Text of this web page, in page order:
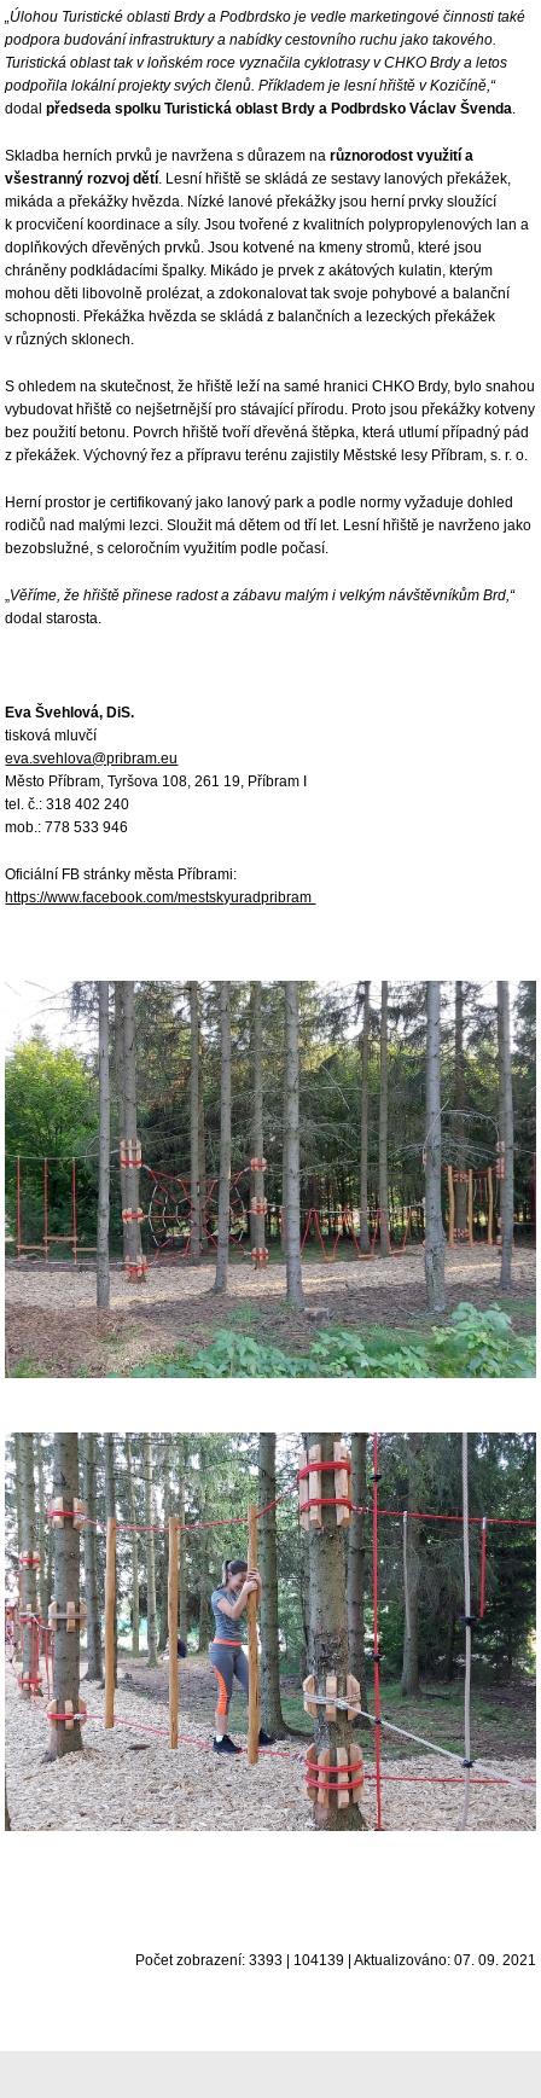
„Úlohou Turistické oblasti Brdy a Podbrdsko je vedle marketingové činnosti také
podpora budování infrastruktury a nabídky cestovního ruchu jako takového.
Turistická oblast tak v loňském roce vyznačila cyklotrasy v CHKO Brdy a letos
podpořila lokální projekty svých členů. Příkladem je lesní hřiště v Kozičíně,“
dodalpředseda spolku Turistická oblast Brdy a Podbrdsko Václav Švenda.
Skladba herních prvků je navržena s důrazem narůznorodost využití a
všestranný rozvoj dětí. Lesní hřiště se skládá ze sestavy lanových překážek,
mikáda a překážky hvězda. Nízké lanové překážky jsou herní prvky sloužící
k procvičení koordinace a síly. Jsou tvořené z kvalitních polypropylenových lan a
doplňkových dřevěných prvků. Jsou kotvené na kmeny stromů, které jsou
chráněny podkládacími špalky. Mikádo je prvek z akátových kulatin, kterým
mohou děti libovolně prolézat, a zdokonalovat tak svoje pohybové a balanční
schopnosti. Překážka hvězda se skládá z balančních a lezeckých překážek
v různých sklonech.
S ohledem na skutečnost, že hřiště leží na samé hranici CHKO Brdy, bylo snahou
vybudovat hřiště co nejšetrnější pro stávající přírodu. Proto jsou překážky kotveny
bez použití betonu. Povrch hřiště tvoří dřevěná štěpka, která utlumí případný pád
z překážek. Výchovný řez a přípravu terénu zajistily Městské lesy Příbram, s. r. o.
Herní prostor je certifikovaný jako lanový park a podle normy vyžaduje dohled
rodičů nad malými lezci. Sloužit má dětem od tří let. Lesní hřiště je navrženo jako
bezobslužné, s celoročním využitím podle počasí.
„Věříme, že hřiště přinese radost a zábavu malým i velkým návštěvníkům Brd,“
dodal starosta.
Eva Švehlová, DiS.
tisková mluvčí
eva.svehlova@pribram.eu
Město Příbram, Tyršova 108, 261 19, Příbram I
tel. č.: 318 402 240
mob.: 778 533 946
Oficiální FB stránky města Příbrami:
https://www.facebook.com/mestskyuradpribram
Počet zobrazení: 3393 | 104139 | Aktualizováno: 07. 09. 2021